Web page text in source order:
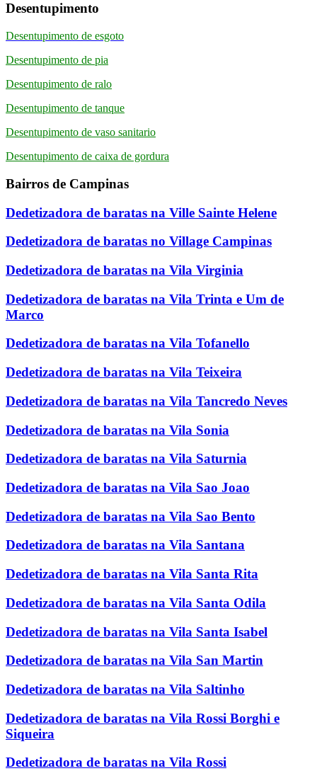
Desentupimento
Desentupimento de esgoto
Desentupimento de pia
Desentupimento de ralo
Desentupimento de tanque
Desentupimento de vaso sanitario
Desentupimento de caixa de gordura
Bairros de Campinas
Dedetizadora de baratas na Ville Sainte Helene
Dedetizadora de baratas no Village Campinas
Dedetizadora de baratas na Vila Virginia
Dedetizadora de baratas na Vila Trinta e Um de
Marco
Dedetizadora de baratas na Vila Tofanello
Dedetizadora de baratas na Vila Teixeira
Dedetizadora de baratas na Vila Tancredo Neves
Dedetizadora de baratas na Vila Sonia
Dedetizadora de baratas na Vila Saturnia
Dedetizadora de baratas na Vila Sao Joao
Dedetizadora de baratas na Vila Sao Bento
Dedetizadora de baratas na Vila Santana
Dedetizadora de baratas na Vila Santa Rita
Dedetizadora de baratas na Vila Santa Odila
Dedetizadora de baratas na Vila Santa Isabel
Dedetizadora de baratas na Vila San Martin
Dedetizadora de baratas na Vila Saltinho
Dedetizadora de baratas na Vila Rossi Borghi e
Siqueira
Dedetizadora de baratas na Vila Rossi